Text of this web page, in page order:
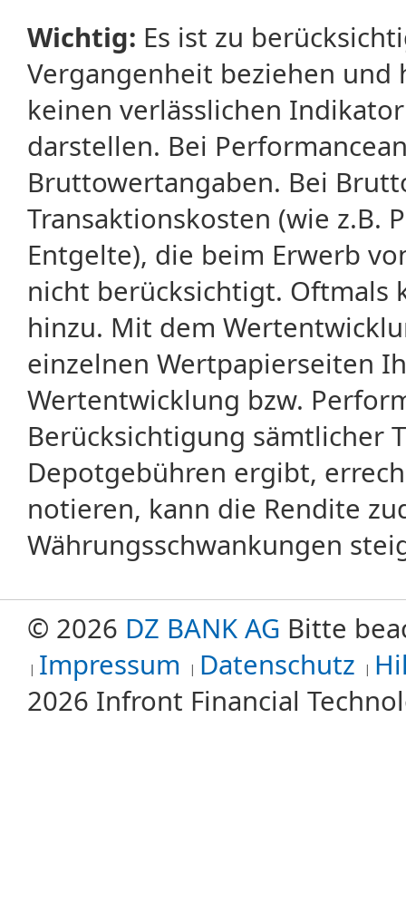
Wichtig: Es ist zu
Vergangenheit beziehen
keinen verlässlichen
darstellen. Bei
Bruttowertangaben. Bei
Transaktionskosten (wie z.B.
Entgelte), die beim Erwerb
nicht berücksichtigt. Oftmals
hinzu. Mit dem
einzelnen Wertpapierseiten
Wertentwicklung bzw.
Berücksichtigung sämtlicher
Depotgebühren ergibt,
notieren, kann die Rendite
Währungsschwankungen
© 2026 DZ BANK AG Bitte
Impressum
Datenschutz
2026 Infront Financial